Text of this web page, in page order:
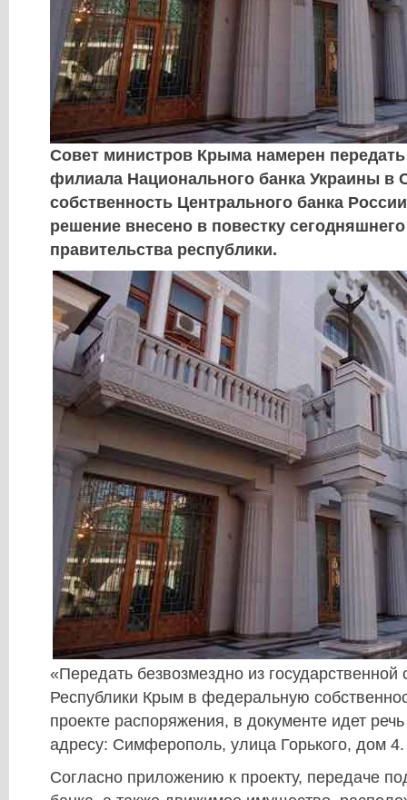
Совет министров Крыма намерен
филиала Национального банка Украины в
собственность Центрального банка
решение внесено в повестку
правительства республики.
«Передать безвозмездно из государственной
Республики Крым в федеральную
проекте распоряжения, в документе идет
адресу: Симферополь, улица Горького, дом 4.
Согласно приложению к проекту, передаче